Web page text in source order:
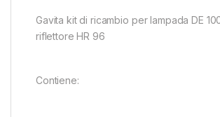
Gavita kit di ricambio per lampada DE
riflettore HR 96
Contiene: